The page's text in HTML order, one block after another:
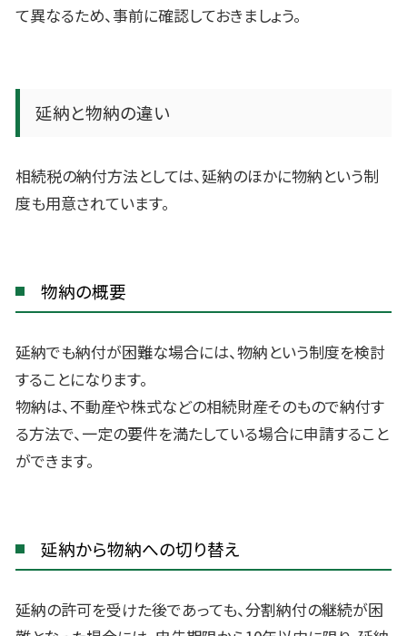
て異なるため、事前に確認しておきましょう。
延納と物納の違い
相続税の納付方法としては、延納のほかに物納という制
度も用意されています。
物納の概要
延納でも納付が困難な場合には、物納という制度を検討
することになります。
物納は、不動産や株式などの相続財産そのもので納付す
る方法で、一定の要件を満たしている場合に申請すること
ができます。
延納から物納への切り替え
延納の許可を受けた後であっても、分割納付の継続が困